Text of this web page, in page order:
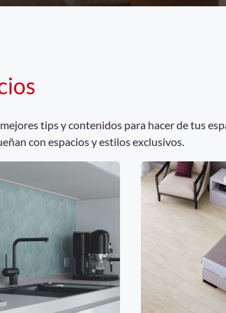
tips y contenidos para hacer de tus
con espacios y estilos exclusivos.